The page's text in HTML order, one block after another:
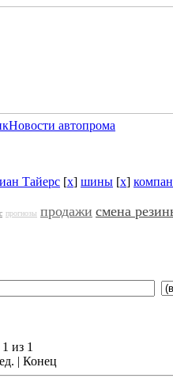
Новости автопрома
Тайерс [x] шины [x]
прогнозы продажи смена
из 1
| Конец